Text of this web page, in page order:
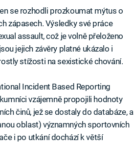
se rozhodli prozkoumat mýtus o
zápasech. Výsledky své práce
assault, což je volně přeloženo
jejich závěry platné ukázalo i
stížosti na sexistické chování.
Incident Based Reporting
vzájemně propojili hodnoty
činů, jež se dostaly do databáze, a
oblast) významných sportovních
i po utkání dochází k větší